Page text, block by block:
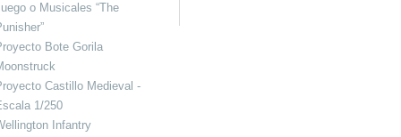
o Musicales “The
Bote Gorila
Castillo Medieval -
1/250
Infantry